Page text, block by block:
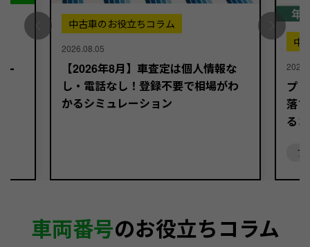
ー
中古車のお役立ちコラム
2026.08.05
【2026年8月】車査定は個人情報な
し・電話なし！登録不要で相場がわ
かるシミュレーション
中
プ
落
る
プ
車両番号のお役立ちコラム